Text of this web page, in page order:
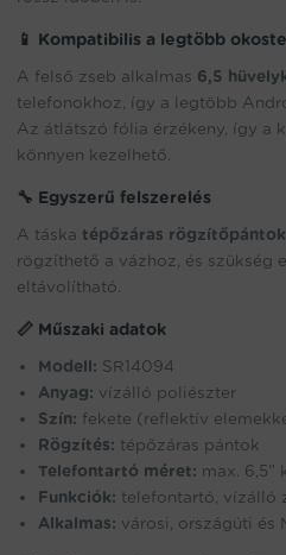
📱 Kompatibilis a legtöbb
A felső zseb alkalmas 6,5
telefonokhoz, így a legtöbb
Az átlátszó fólia érzékeny, így a
könnyen kezelhető.
🔧 Egyszerű felszerelés
A táska tépőzáras
rögzíthető a vázhoz, és szükség
eltávolítható.
📏 Műszaki adatok
Modell: SR14094
Anyag: vízálló poliészter
Szín: fekete (reflektív
Rögzítés: tépőzáras pántok
Telefontartó méret: max. 6,5”
Funkciók: telefontartó, vízálló
Alkalmas: városi, országúti és